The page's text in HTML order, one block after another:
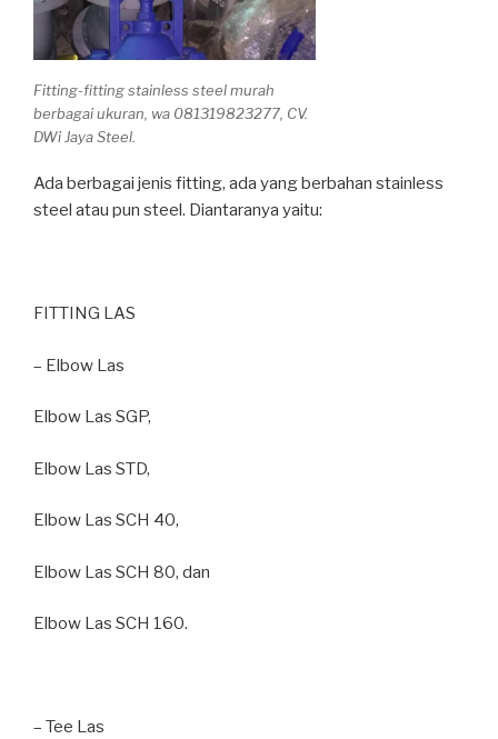
Fitting-fitting stainless steel murah
berbagai ukuran, wa 081319823277, CV.
DWi Jaya Steel.
Ada berbagai jenis fitting, ada yang berbahan stainless
steel atau pun steel. Diantaranya yaitu:
FITTING LAS
– Elbow Las
Elbow Las SGP,
Elbow Las STD,
Elbow Las SCH 40,
Elbow Las SCH 80, dan
Elbow Las SCH 160.
– Tee Las